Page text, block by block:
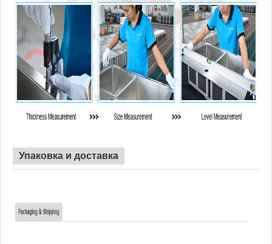
Упаковка и доставка